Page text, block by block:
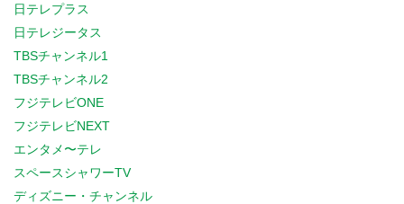
日テレプラス
日テレジータス
TBSチャンネル1
TBSチャンネル2
フジテレビONE
フジテレビNEXT
エンタメ〜テレ
スペースシャワーTV
ディズニー・チャンネル